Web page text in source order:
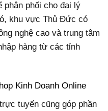
phân phối cho đại lý
khu vực Thủ Đức có
nghệ cao và trung tâm
hàng từ các tỉnh
Kinh Doanh Online
tuyến cũng góp phần